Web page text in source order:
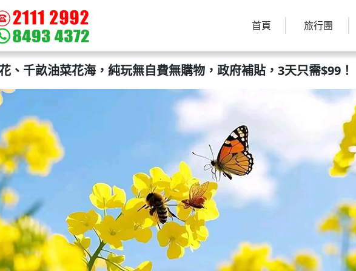
首頁 旅行團
、千畝油菜花海，純玩無自費無購物，政府補貼，3天只需$99！